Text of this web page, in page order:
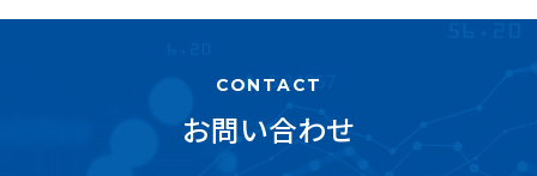
CONTACT
お問い合わせ